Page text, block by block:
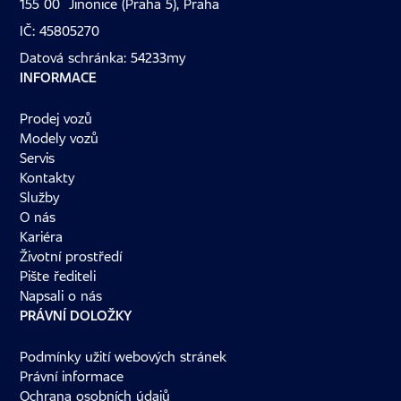
155 00 Jinonice (Praha 5), Praha
IČ: 45805270
Datová schránka: 54233my
INFORMACE
Prodej vozů
Modely vozů
Servis
Kontakty
Služby
O nás
Kariéra
Životní prostředí
Pište řediteli
Napsali o nás
PRÁVNÍ DOLOŽKY
Podmínky užití webových stránek
Právní informace
Ochrana osobních údajů